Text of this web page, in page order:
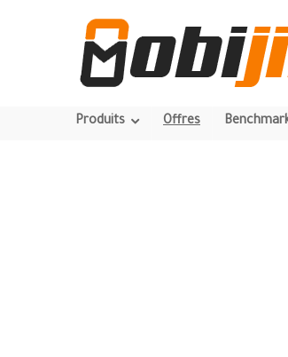
Produits Offres